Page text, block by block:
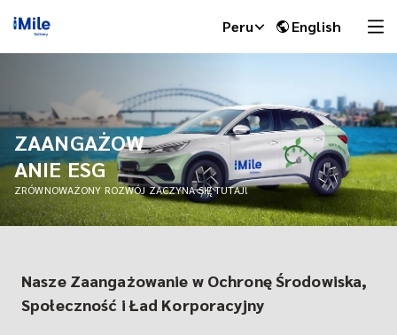
Peru English
ZAANGAŻOW
ANIE ESG
ZRÓWNOWAŻONY ROZWÓJ ZACZYNA SIĘ TUTAJ!
Nasze Zaangażowanie w Ochronę Środowiska,
Społeczność i Ład Korporacyjny
iMile Chat